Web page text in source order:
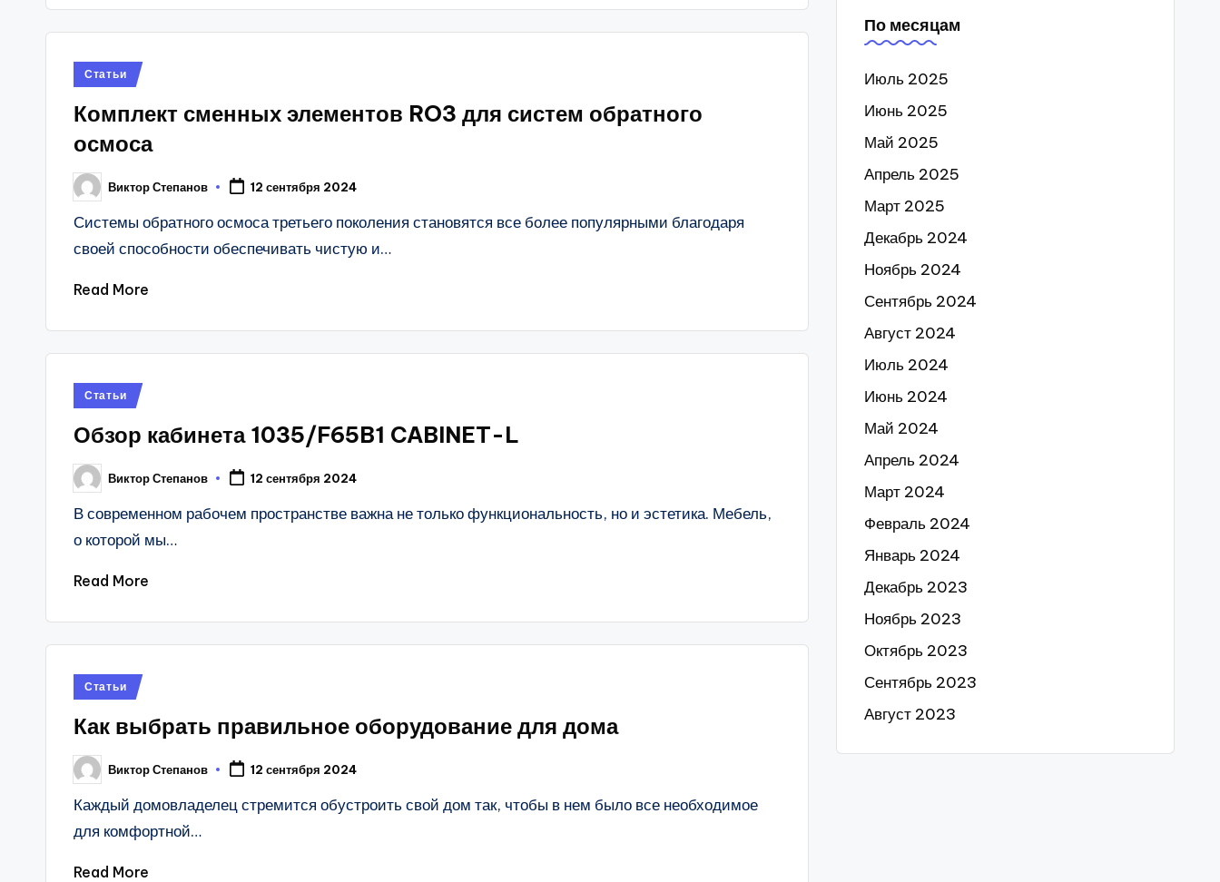
Posted
Статьи
Комплект сменных элементов RO3 для систем обратного
осмоса
Posted
by
Виктор Степанов 12 сентября 2024
Системы обратного осмоса третьего поколения становятся все более популярными благодаря
своей способности обеспечивать чистую и…
Read More
Posted
Статьи
Обзор кабинета 1035/F65B1 CABINET-L
Posted
by
Виктор Степанов 12 сентября 2024
В современном рабочем пространстве важна не только функциональность, но и эстетика. Мебель,
о которой мы…
Read More
Posted
Статьи
Как выбрать правильное оборудование для дома
Posted
by
Виктор Степанов 12 сентября 2024
Каждый домовладелец стремится обустроить свой дом так, чтобы в нем было все необходимое
для комфортной…
Read More
По месяцам
Июль 2025
Июнь 2025
Май 2025
Апрель 2025
Март 2025
Декабрь 2024
Ноябрь 2024
Сентябрь 2024
Август 2024
Июль 2024
Июнь 2024
Май 2024
Апрель 2024
Март 2024
Февраль 2024
Январь 2024
Декабрь 2023
Ноябрь 2023
Октябрь 2023
Сентябрь 2023
Август 2023